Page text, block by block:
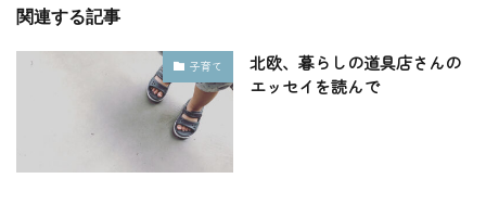
関連する記事
子育て
北欧、暮らしの道具店さんの
エッセイを読んで